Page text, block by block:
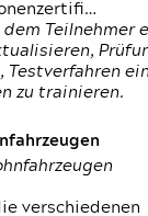
dem Teilnehmer
Testverfahren
zu trainieren.
verschiedenen